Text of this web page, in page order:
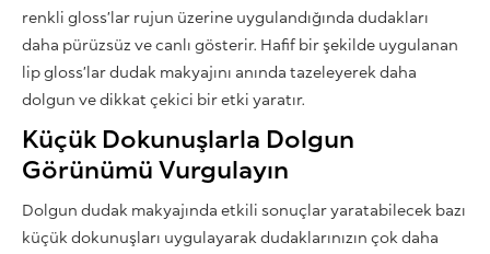
renkli gloss’lar rujun üzerine uygulandığında dudakları
daha pürüzsüz ve canlı gösterir. Hafif bir şekilde uygulanan
lip gloss’lar dudak makyajını anında tazeleyerek daha
dolgun ve dikkat çekici bir etki yaratır.
Küçük Dokunuşlarla Dolgun
Görünümü Vurgulayın
Dolgun dudak makyajında etkili sonuçlar yaratabilecek bazı
küçük dokunuşları uygulayarak dudaklarınızın çok daha